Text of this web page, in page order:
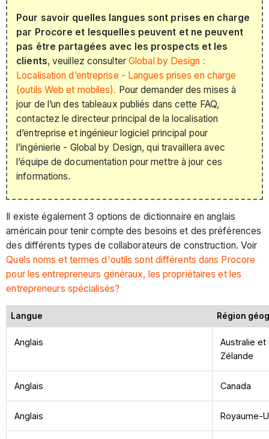
Pour savoir quelles langues sont prises en charge
par Procore et lesquelles peuvent et ne peuvent
pas être partagées avec les prospects et les
clients, veuillez consulter Global by Design :
Localisation d’entreprise - Langues prises en charge
(outils Web et mobiles). Pour demander des mises à
jour de l’un des tableaux publiés dans cette FAQ,
contactez le directeur principal de la localisation
d’entreprise et ingénieur logiciel principal pour
l’ingénierie - Global by Design, qui travaillera avec
l’équipe de documentation pour mettre à jour ces
informations.
Il existe également 3 options de dictionnaire en anglais
américain pour tenir compte des besoins et des préférences
des différents types de collaborateurs de construction. Voir
Quels noms et termes d'outils sont différents dans Procore
pour les entrepreneurs généraux, les propriétaires et les
entrepreneurs spécialisés?
Langue Région
Anglais
Australie
Zélande
Anglais Canada
Anglais Royaume-